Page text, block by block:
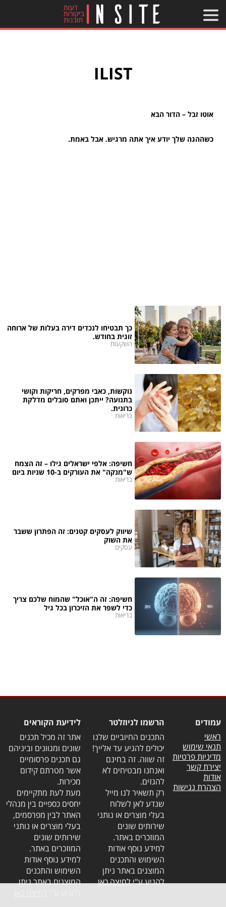
ILIST
אוטו זבל – הדור הבא
כשההגה שלך יודע איך אתה מרגיש. אבל באמת.
כך תבטיחו לנכדים דירה בעלות של ארוחה
זוגית בחודש.
השקעות
נוקשות, כאבי מפרקים, חריקות וקושי
בתנועה? ייתכן ואתם סובלים מדלקת
כרונית.
בריאות
חשיפה: אלפי ישראלים גילו – זה הצמח
ש"מנקה" את העורקים ב-10 שניות ביום
בריאות
שיווק לעסקים קטנים: זה הפתרון ששבר
את השוק
עסקים
חשיפה: זה ה"אוכל" שהמוח שלכם צריך
כדי לשפר את הזיכרון בכל גיל
בריאות
עמודים
ראשי
תנאי שימוש
מדיניות פרטיות
יצירת קשר
אודות
הצהרת נגישות
הרשמו לניוזלטר
התכנים החיוביים שלנו
יכולים להגיע עד אלייך!
זה שווה. זה בחינם
ואנחנו מבטיחים לא
להגזים.
רק תשאיר לנו מייל
שנדע לאן לשלוח
בעלי מוצרים או נותני
שירותים שונים
המוזכרים באתר.
למידע נוסף אודות
השימוש והתכנים
המוצגים באתר ניתן
להגיע ע"ילחיצה כאן
לידיעת הקוראים
אתר זה מכיל תכנים
שונים ומגוונים וביניהם
גם תכנים פרסומיים
אשר מטרתם קידום
מכירות.
מעת לעת מתקיימים
יחסים כספיים בין מנהלי
האתר לבין מפרסמים,
בעלי מוצרים או נותני
שירותים שונים
המוזכרים באתר.
למידע נוסף אודות
השימוש והתכנים
המוצגים באתר ניתן